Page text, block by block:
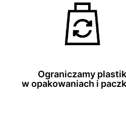
Ograniczamy plastik
w opakowaniach i